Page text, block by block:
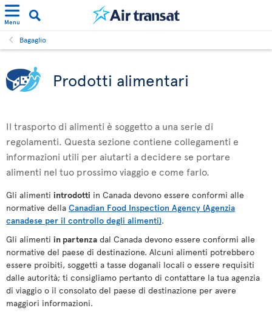
Menu
Bagaglio
Prodotti alimentari
Il trasporto di alimenti è soggetto a una serie di
regolamenti. Questa sezione contiene collegamenti e
informazioni utili per aiutarti a decidere se portare
alimenti nel tuo prossimo viaggio e come farlo.
Gli alimenti introdotti in Canada devono essere conformi alle
normative della Canadian Food Inspection Agency (Agenzia
canadese per il controllo degli alimenti).
Gli alimenti in partenza dal Canada devono essere conformi alle
normative del paese di destinazione. Alcuni alimenti potrebbero
essere proibiti, soggetti a tasse doganali locali o essere requisiti
dalle autorità; ti consigliamo pertanto di contattare la tua agenzia
di viaggio o il consolato del paese di destinazione per avere
maggiori informazioni.